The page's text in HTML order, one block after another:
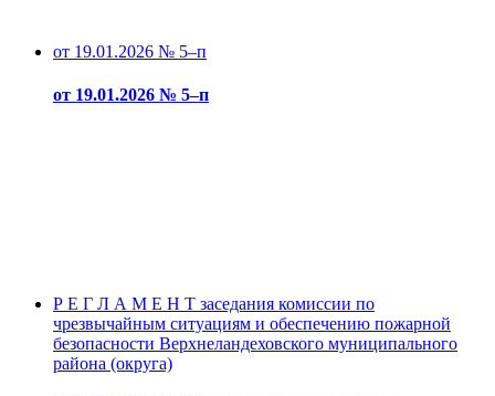
от 19.01.2026 № 5–п
от 19.01.2026 № 5–п
Р Е Г Л А М Е Н Т заседания комиссии по
чрезвычайным ситуациям и обеспечению пожарной
безопасности Верхнеландеховского муниципального
района (округа)